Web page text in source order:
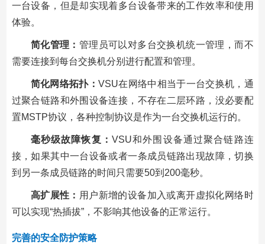
一台设备，但是却实现着多台设备带来的工作效率和使用
体验。
简化管理： 管理员可以对多台交换机统一管理，而不
需要连接到每台交换机分别进行配置和管理。
简化网络拓扑：VSU在网络中相当于一台交换机，通
过聚合链路和外围设备连接，不存在二层环路，没必要配
置MSTP协议，各种控制协议是作为一台交换机运行的。
毫秒级故障恢复： VSU和外围设备通过聚合链路连
接，如果其中一台设备或者一条成员链路出现故障，切换
到另一条成员链路的时间只需要50到200毫秒。
高扩展性： 用户新增的设备加入或离开虚拟化网络时
可以实现“热插拔”，不影响其他设备的正常运行。
完善的安全防护策略